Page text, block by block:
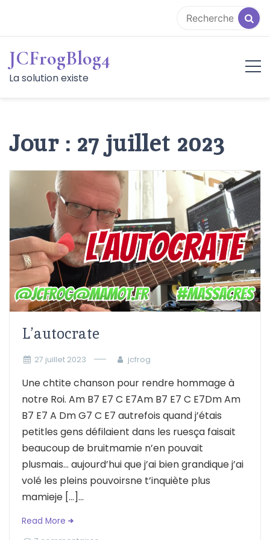
contenu
JCFrogBlog4
La solution existe
Jour : 27 juillet 2023
L’autocrate
27 juillet 2023 jcfrog
Une chtite chanson pour rendre hommage à
notre Roi. Am B7 E7 C E7Am B7 E7 C E7Dm Am
B7 E7 A Dm G7 C E7 autrefois quand j’étais
petitles gens défilaient dans les ruesça faisait
beaucoup de bruitmamie n’en pouvait
plusmais… aujourd’hui que j’ai bien grandique j’ai
volé les pleins pouvoirsne t’inquiète plus
mamieje […]...
Read More